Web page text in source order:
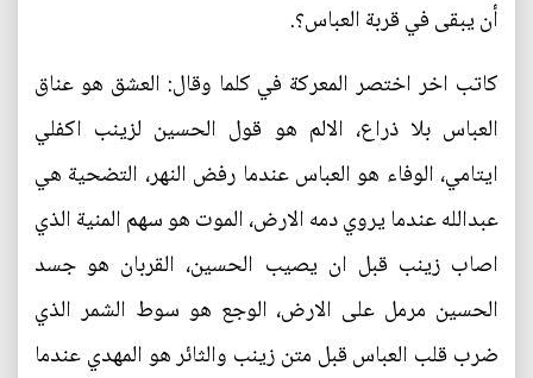
أن يبقى في قربة العباس؟.
كاتب اخر اختصر المعركة في كلما وقال: العشق هو عناق
العباس بلا ذراع، الالم هو قول الحسين لزينب اكفلي
ايتامي، الوفاء هو العباس عندما رفض النهر، التضحية هي
عبدالله عندما يروي دمه الارض، الموت هو سهم المنية الذي
اصاب زينب قبل ان يصيب الحسين، القربان هو جسد
الحسين مرمل على الارض، الوجع هو سوط الشمر الذي
ضرب قلب العباس قبل متن زينب والثائر هو المهدي عندما